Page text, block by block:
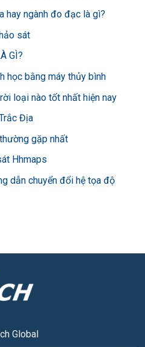
hay ngành đo đạc là gì?
sát
GÌ?
học bằng máy thủy bình
loại nào tốt nhất hiện nay
Địa
gặp nhất
Hhmaps
dẫn chuyển đổi hệ tọa độ
Global